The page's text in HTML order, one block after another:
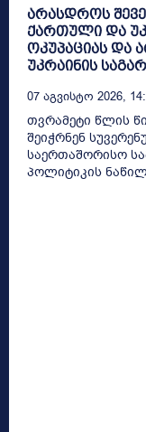
არასდროს
ქართული და
ოკუპაციას და
უკრაინის
07 Აგვისტო 2026,
თვრამეტი წლის
შეიჭრნენ
საერთაშორისო
პოლიტიკის